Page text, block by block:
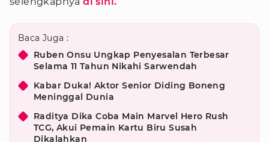
Baca Juga :
Ruben Onsu Ungkap Penyesalan Terbesar
Selama 11 Tahun Nikahi Sarwendah
Kabar Duka! Aktor Senior Diding Boneng
Meninggal Dunia
Raditya Dika Coba Main Marvel Hero Rush
TCG, Akui Pemain Kartu Biru Susah
Dikalahkan